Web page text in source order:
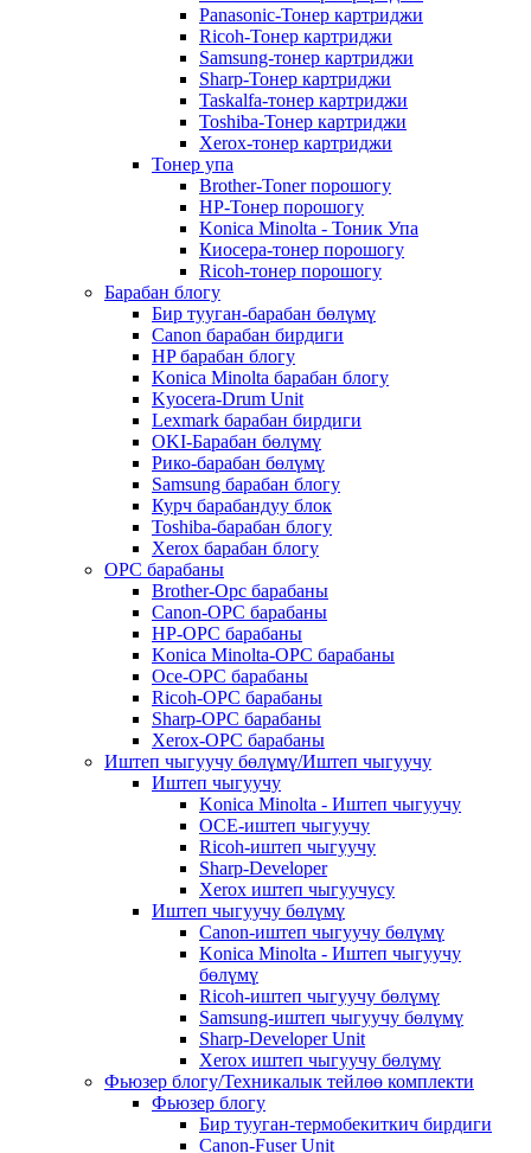
Panasonic-Тонер картриджи
Ricoh-Тонер картриджи
Samsung-тонер картриджи
Sharp-Тонер картриджи
Taskalfa-тонер картриджи
Toshiba-Тонер картриджи
Xerox-тонер картриджи
Тонер упа
Brother-Toner порошогу
HP-Тонер порошогу
Konica Minolta - Тоник Упа
Киосера-тонер порошогу
Ricoh-тонер порошогу
Барабан блогу
Бир тууган-барабан бөлүмү
Canon барабан бирдиги
HP барабан блогу
Konica Minolta барабан блогу
Kyocera-Drum Unit
Lexmark барабан бирдиги
OKI-Барабан бөлүмү
Рико-барабан бөлүмү
Samsung барабан блогу
Курч барабандуу блок
Toshiba-барабан блогу
Xerox барабан блогу
OPC барабаны
Brother-Opc барабаны
Canon-OPC барабаны
HP-OPC барабаны
Konica Minolta-OPC барабаны
Oce-OPC барабаны
Ricoh-OPC барабаны
Sharp-OPC барабаны
Xerox-OPC барабаны
Иштеп чыгуучу бөлүмү/Иштеп чыгуучу
Иштеп чыгуучу
Konica Minolta - Иштеп чыгуучу
OCE-иштеп чыгуучу
Ricoh-иштеп чыгуучу
Sharp-Developer
Xerox иштеп чыгуучусу
Иштеп чыгуучу бөлүмү
Canon-иштеп чыгуучу бөлүмү
Konica Minolta - Иштеп чыгуучу
бөлүмү
Ricoh-иштеп чыгуучу бөлүмү
Samsung-иштеп чыгуучу бөлүмү
Sharp-Developer Unit
Xerox иштеп чыгуучу бөлүмү
Фьюзер блогу/Техникалык тейлөө комплекти
Фьюзер блогу
Бир тууган-термобекиткич бирдиги
Canon-Fuser Unit